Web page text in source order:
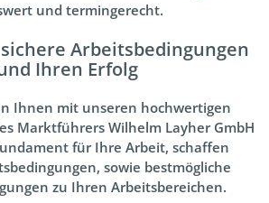
und termingerecht.
Arbeitsbedingungen
Ihren Erfolg
Ihnen mit unseren hochwertigen
Marktführers Wilhelm Layher GmbH
für Ihre Arbeit, schaffen
sowie bestmögliche
zu Ihren Arbeitsbereichen.